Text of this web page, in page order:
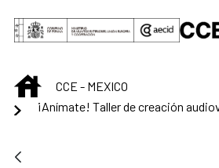
Saltar al contenido principal
INICIOCCE - MEXICO